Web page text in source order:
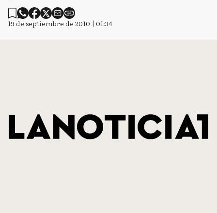
19 de septiembre de 2010 | 01:34